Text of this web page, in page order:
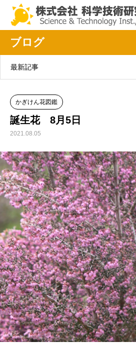
ブログ
最新記事
かぎけん花図鑑
誕生花 8月5日
2021.08.05